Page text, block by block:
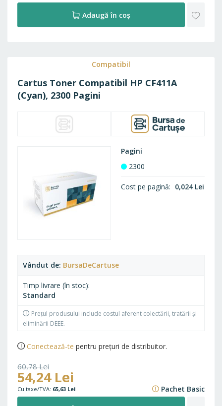
Adaugă în coș
Compatibil
Cartus Toner Compatibil HP CF411A
(Cyan), 2300 Pagini
Vândut de BursaDeCartuse
Timp livrare (în stoc)
Standard
Prețul produsului include costul aferent colectării, tratării și
eliminării DEEE.
Pagini
2300
Cost pe pagină 0,024 Lei
Conectează-te pentru prețuri de distribuitor.
60,78 Lei
73,54 Lei
54,24 Lei
65,63 Lei Pachet Basic